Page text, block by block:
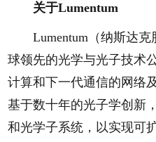
关于Lumentum
Lumentum（纳斯达克
球领先的光学与光子技术
计算和下一代通信的网络
基于数十年的光子学创新
和光学子系统，以实现可